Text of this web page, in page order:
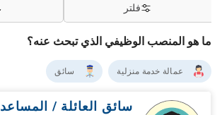
ما هو المنصب الوظيفي الذي تبحث عنه؟
فلتر
عمالة خدمة منزلية سائق
سائق العائلة / المساعد